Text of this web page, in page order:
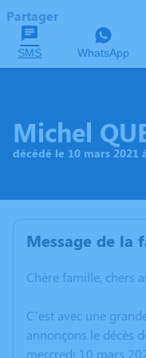
Partager
SMS WhatsApp
Michel
décédé le 10 mars 2021
Message de la
Chère famille, chers
C’est avec une
annonçons le décès
mercredi 10 mars